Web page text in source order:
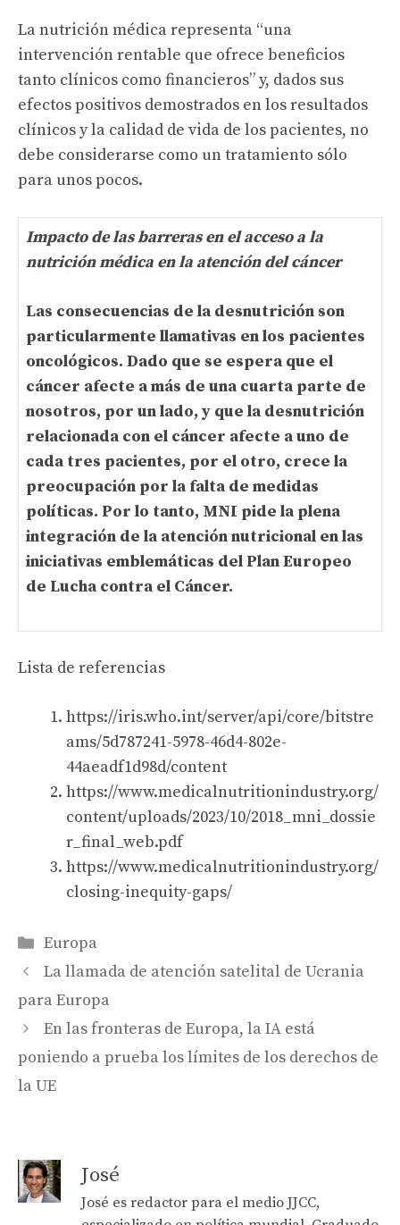
La nutrición médica representa “una
intervención rentable que ofrece beneficios
tanto clínicos como financieros” y, dados sus
efectos positivos demostrados en los resultados
clínicos y la calidad de vida de los pacientes, no
debe considerarse como un tratamiento sólo
para unos pocos.
Impacto de las barreras en el acceso a la
nutrición médica en la atención del cáncer
Las consecuencias de la desnutrición son
particularmente llamativas en los pacientes
oncológicos. Dado que se espera que el
cáncer afecte a más de una cuarta parte de
nosotros, por un lado, y que la desnutrición
relacionada con el cáncer afecte a uno de
cada tres pacientes, por el otro, crece la
preocupación por la falta de medidas
políticas. Por lo tanto, MNI pide la plena
integración de la atención nutricional en las
iniciativas emblemáticas del Plan Europeo
de Lucha contra el Cáncer.
Lista de referencias
https://iris.who.int/server/api/core/bitstre
ams/5d787241-5978-46d4-802e-
44aeadf1d98d/content
https://www.medicalnutritionindustry.org/
content/uploads/2023/10/2018_mni_dossie
r_final_web.pdf
https://www.medicalnutritionindustry.org/
closing-inequity-gaps/
Categories
Europa
La llamada de atención satelital de Ucrania
para Europa
En las fronteras de Europa, la IA está
poniendo a prueba los límites de los derechos de
la UE
José
José es redactor para el medio JJCC,